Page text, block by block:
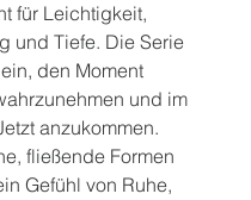
für Leichtigkeit,
und Tiefe. Die Serie
den Moment
und im
anzukommen.
fließende Formen
Gefühl von Ruhe,